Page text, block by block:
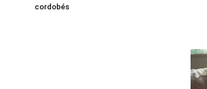
cordobés